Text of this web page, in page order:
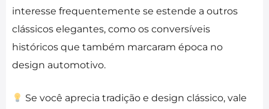
interesse frequentemente se estende a outros
clássicos elegantes, como os conversíveis
históricos que também marcaram época no
design automotivo.
Se você aprecia tradição e design clássico, vale